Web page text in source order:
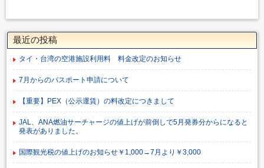
最近の投稿
タイ・台湾の空港施設利用料 料金改定のお知らせ
7月からのパスポート申請について
【重要】PEX（公示運賃）の料改定につきまして
JAL、ANA燃油サーチャージの値上げが前倒しで5月発券分からになると
発表がありました。
国際観光税の値上げのお知らせ￥1,000→7月より￥3,000